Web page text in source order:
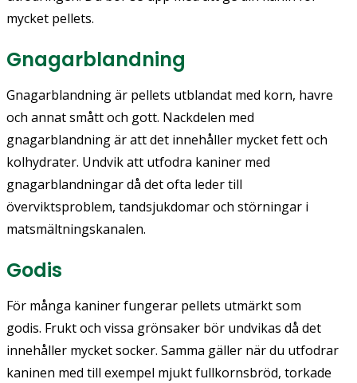
mycket pellets.
Gnagarblandning
Gnagarblandning är pellets utblandat med korn, havre
och annat smått och gott. Nackdelen med
gnagarblandning är att det innehåller mycket fett och
kolhydrater. Undvik att utfodra kaniner med
gnagarblandningar då det ofta leder till
överviktsproblem, tandsjukdomar och störningar i
matsmältningskanalen.
Godis
För många kaniner fungerar pellets utmärkt som
godis. Frukt och vissa grönsaker bör undvikas då det
innehåller mycket socker. Samma gäller när du utfodrar
kaninen med till exempel mjukt fullkornsbröd, torkade